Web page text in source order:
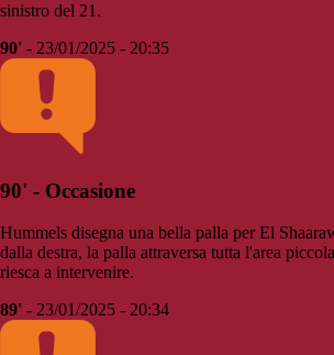
sinistro del 21.
90' - 23/01/2025 - 20:35
90' - Occasione
Hummels disegna una bella palla per El
dalla destra, la palla attraversa tutta l'area
riesca a intervenire.
89' - 23/01/2025 - 20:34